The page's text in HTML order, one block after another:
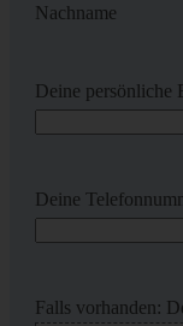
Nachname
Deine persönliche
Deine
Falls vorhanden: